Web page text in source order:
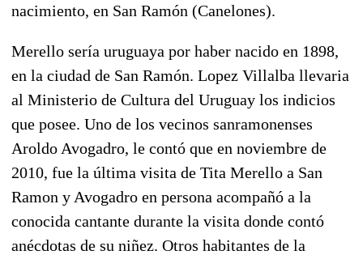
nacimiento, en San Ramón (Canelones).
Merello sería uruguaya por haber nacido en 1898,
en la ciudad de San Ramón. Lopez Villalba llevaria
al Ministerio de Cultura del Uruguay los indicios
que posee. Uno de los vecinos sanramonenses
Aroldo Avogadro, le contó que en noviembre de
2010, fue la última visita de Tita Merello a San
Ramon y Avogadro en persona acompañó a la
conocida cantante durante la visita donde contó
anécdotas de su niñez. Otros habitantes de la